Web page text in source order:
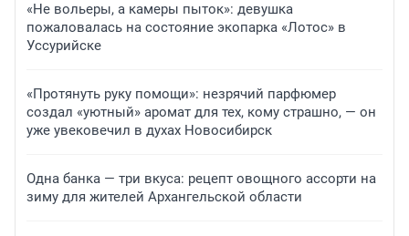
«Не вольеры, а камеры пыток»: девушка
пожаловалась на состояние экопарка «Лотос» в
Уссурийске
«Протянуть руку помощи»: незрячий парфюмер
создал «уютный» аромат для тех, кому страшно, — он
уже увековечил в духах Новосибирск
Одна банка — три вкуса: рецепт овощного ассорти на
зиму для жителей Архангельской области